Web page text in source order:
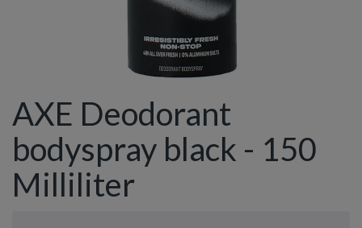
AXE Deodorant
bodyspray black - 150
Milliliter